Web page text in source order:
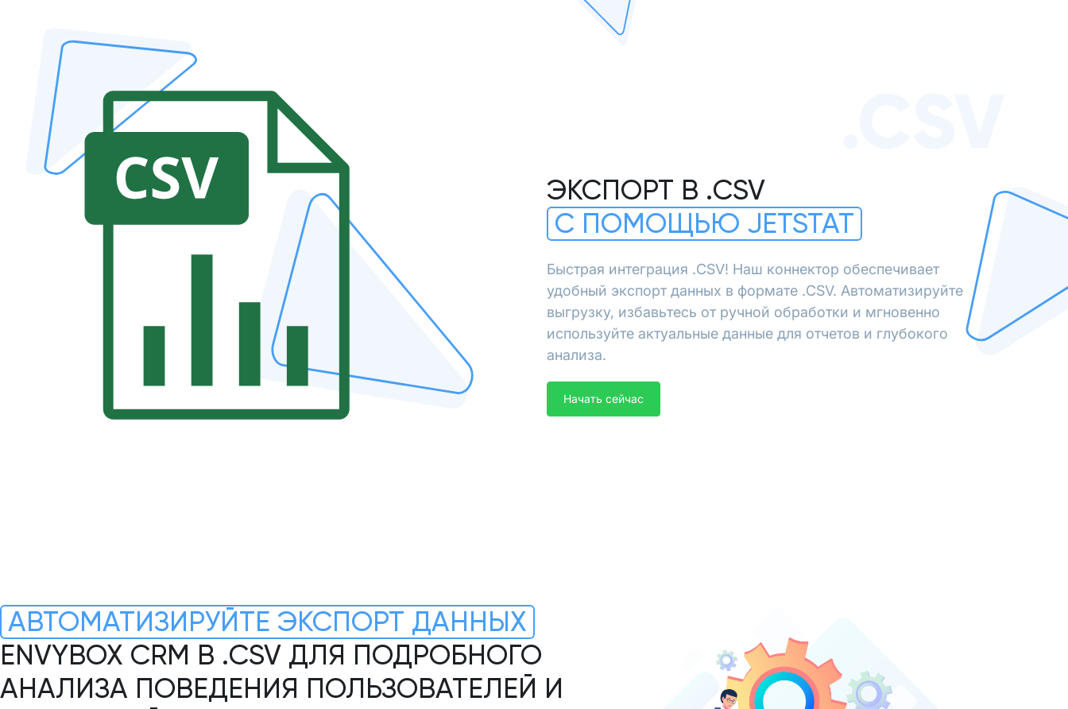
ЭКСПОРТ В .CSV
С ПОМОЩЬЮ JETSTAT
Быстрая интеграция .CSV! Наш коннектор обеспечивает
удобный экспорт данных в формате .CSV. Автоматизируйте
выгрузку, избавьтесь от ручной обработки и мгновенно
используйте актуальные данные для отчетов и глубокого
анализа.
Начать сейчас
АВТОМАТИЗИРУЙТЕ ЭКСПОРТ ДАННЫХ
ENVYBOX CRM В .CSV ДЛЯ ПОДРОБНОГО
АНАЛИЗА ПОВЕДЕНИЯ ПОЛЬЗОВАТЕЛЕЙ И